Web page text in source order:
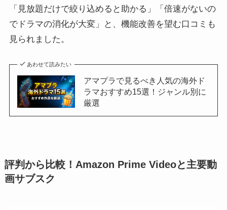
「見放題だけで絞り込めると助かる」「倍速がないの
でドラマの消化が大変」と、機能改善を望む口コミも
見られました。
あわせて読みたい
アマプラで見るべき人気の海外ド
ラマおすすめ15選！ジャンル別に
厳選
評判から比較！Amazon Prime Videoと主要動
画サブスク